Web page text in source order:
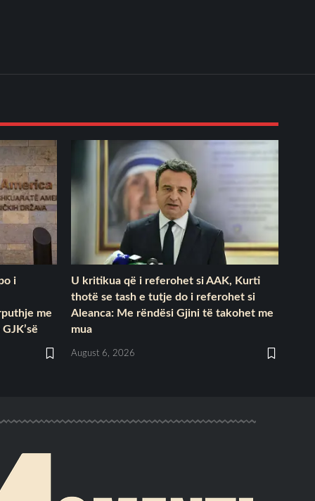
i
me
U kritikua që i referohet si AAK, Kurti
thotë se tash e tutje do i referohet si
Aleanca: Me rëndësi Gjini të takohet me
mua
August 6, 2026